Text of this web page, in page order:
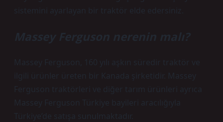
sistemini ayarlayan bir traktör elde edersiniz.
Massey Ferguson nerenin malı?
Massey Ferguson, 160 yılı aşkın süredir traktör ve
ilgili ürünler üreten bir Kanada şirketidir. Massey
Ferguson traktörleri ve diğer tarım ürünleri ayrıca
Massey Ferguson Türkiye bayileri aracılığıyla
Türkiye’de satışa sunulmaktadır.